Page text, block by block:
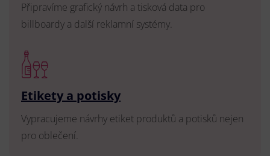
Připravíme grafický návrh a tisková data pro
billboardy a další reklamní systémy.
Etikety a potisky
Vypracujeme návrhy etiket produktů a potisků nejen
pro oblečení.